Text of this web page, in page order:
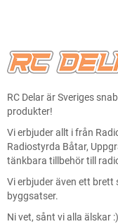
RC Delar är Sveriges
produkter!
Vi erbjuder allt i från
Radiostyrda Båtar,
tänkbara tillbehör till
Vi erbjuder även ett
byggsatser.
Ni vet, sånt vi alla älskar :)